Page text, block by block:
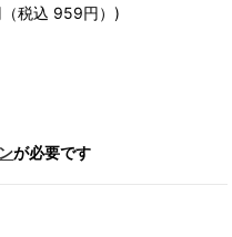
税込 959円）)
が必要です